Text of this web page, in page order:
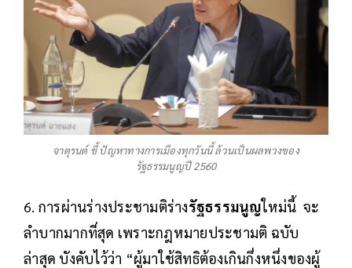
จาตุรนต์ ชี้ ปัญหาทางการเมืองทุกวันนี้ ล้วนเป็นผลพวงของ
รัฐธรรมนูญปี 2560
6. การผ่านร่างประชามติร่างรัฐธรรมนูญใหม่นี้ จะ
ลำบากมากที่สุด เพราะกฎหมายประชามติ ฉบับ
ล่าสุด บังคับไว้ว่า “ผู้มาใช้สิทธิต้องเกินกึ่งหนึ่งของผู้